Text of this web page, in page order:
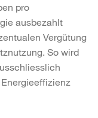
pro
ausbezahlt
Vergütung
So wird